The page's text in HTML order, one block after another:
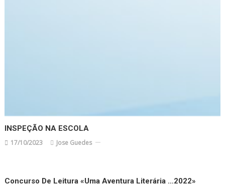
INSPEÇÃO NA ESCOLA
17/10/2023 Jose Guedes
Concurso De Leitura «Uma Aventura Literária …2022»